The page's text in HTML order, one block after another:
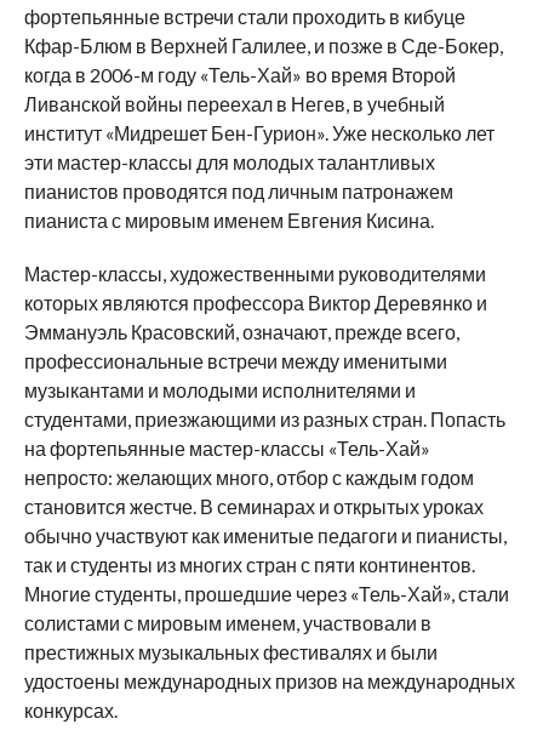
фортепьянные встречи стали проходить в кибуце
Кфар-Блюм в Верхней Галилее, и позже в Сде-Бокер,
когда в 2006-м году «Тель-Хай» во время Второй
Ливанской войны переехал в Негев, в учебный
институт «Мидрешет Бен-Гурион». Уже несколько лет
эти мастер-классы для молодых талантливых
пианистов проводятся под личным патронажем
пианиста с мировым именем Евгения Кисина.
Мастер-классы, художественными руководителями
которых являются профессора Виктор Деревянко и
Эммануэль Красовский, означают, прежде всего,
профессиональные встречи между именитыми
музыкантами и молодыми исполнителями и
студентами, приезжающими из разных стран. Попасть
на фортепьянные мастер-классы «Тель-Хай»
непросто: желающих много, отбор с каждым годом
становится жестче. В семинарах и открытых уроках
обычно участвуют как именитые педагоги и пианисты,
так и студенты из многих стран с пяти континентов.
Многие студенты, прошедшие через «Тель-Хай», стали
солистами с мировым именем, участвовали в
престижных музыкальных фестивалях и были
удостоены международных призов на международных
конкурсах.